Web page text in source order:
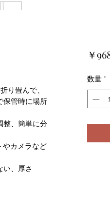
り畳んで、
保管時に場所
整、簡単に分
やカメラなど
い、厚さ
￥
数量 *